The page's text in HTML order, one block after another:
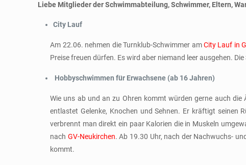
Liebe Mitglieder der Schwimmabteilung, Schwimmer, Eltern,
City Lauf
Am 22.06. nehmen die Turnklub-Schwimmer amCity Lauf in
Preise freuen dürfen. Es wird aber niemand leer ausgehen.
Hobbyschwimmen für Erwachsene (ab 16 Jahren)
Wie uns ab und an zu Ohren kommt würden gerne auch
entlastet Gelenke, Knochen und Sehnen. Er kräftigt
verbrennt man direkt ein paar Kalorien die in Muskeln
nach GV-Neukirchen. Ab 19.30 Uhr, nach der Nachwuchs-
kommt.